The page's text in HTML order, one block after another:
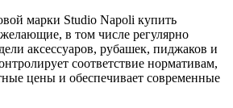
марки Studio Napoli купить
в том числе регулярно
аксессуаров, рубашек, пиджаков и
соответствие нормативам,
цены и обеспечивает современные